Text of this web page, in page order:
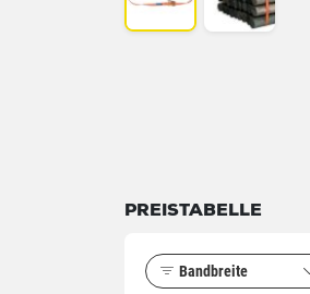
PREISTABELLE
Bandbreite